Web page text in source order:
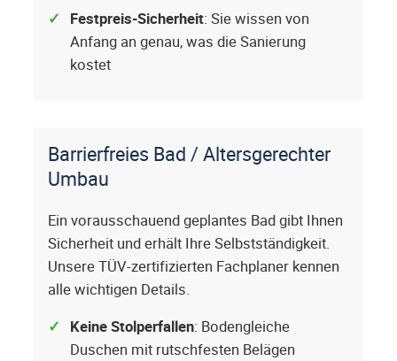
Festpreis-Sicherheit: Sie wissen von
Anfang an genau, was die Sanierung
kostet
Barrierfreies Bad / Altersgerechter
Umbau
Ein vorausschauend geplantes Bad gibt Ihnen
Sicherheit und erhält Ihre Selbstständigkeit.
Unsere TÜV-zertifizierten Fachplaner kennen
alle wichtigen Details.
Keine Stolperfallen: Bodengleiche
Duschen mit rutschfesten Belägen